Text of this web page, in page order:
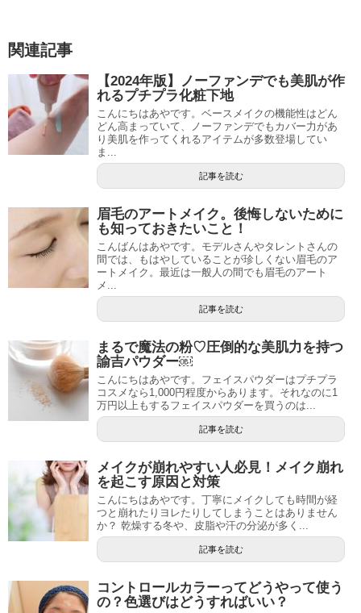
関連記事
【2024年版】ノーファンデでも美肌が作
れるプチプラ化粧下地
こんにちはあやです。ベースメイクの機能性はどん
どん高まっていて、ノーファンデでもカバー力があ
り美肌を作ってくれるアイテムが多数登場してい
ま...
記事を読む
眉毛のアートメイク。後悔しないために
も知っておきたいこと！
こんばんはあやです。モデルさんやタレントさんの
間では、もはやしていることが珍しくない眉毛のア
ートメイク。最近は一般人の間でも眉毛のアート
メ...
記事を読む
まるで魔法の粉♡圧倒的な美肌力を持つ
諭吉パウダー￼
こんにちはあやです。フェイスパウダーはプチプラ
コスメなら1,000円程度からあります。それなのに1
万円以上もするフェイスパウダーを買うのは...
記事を読む
メイクが崩れやすい人必見！メイク崩れ
を起こす原因と対策
こんにちはあやです。丁寧にメイクしても時間が経
つと崩れたりヨレたりしてしまうことはありません
か？ 乾燥する冬や、皮脂や汗の分泌が多く...
記事を読む
コントロールカラーってどうやって使う
の？色選びはどうすればいい？